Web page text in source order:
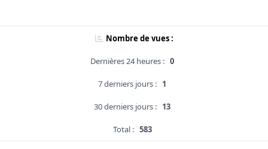
Nombre de vues :
Dernières 24 heures : 0
7 derniers jours : 1
30 derniers jours : 13
Total : 583